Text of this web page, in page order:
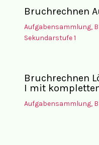
Bruchrechnen
Aufgabensammlung,
Sekundarstufe 1
Bruchrechnen
I mit
Aufgabensammlung,